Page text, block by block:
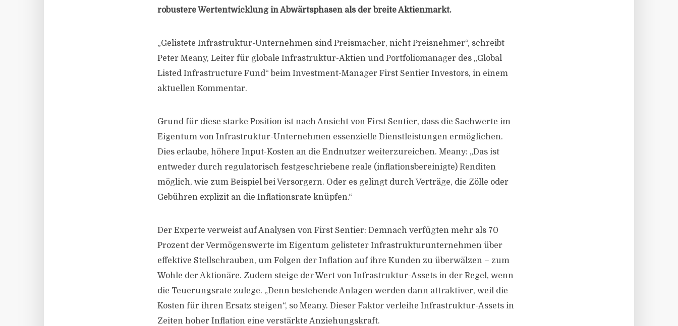
robustere Wertentwicklung in Abwärtsphasen als der breite Aktienmarkt.
„Gelistete Infrastruktur-Unternehmen sind Preismacher, nicht Preisnehmer“, schreibt
Peter Meany, Leiter für globale Infrastruktur-Aktien und Portfoliomanager des „Global
Listed Infrastructure Fund“ beim Investment-Manager First Sentier Investors, in einem
aktuellen Kommentar.
Grund für diese starke Position ist nach Ansicht von First Sentier, dass die Sachwerte im
Eigentum von Infrastruktur-Unternehmen essenzielle Dienstleistungen ermöglichen.
Dies erlaube, höhere Input-Kosten an die Endnutzer weiterzureichen. Meany: „Das ist
entweder durch regulatorisch festgeschriebene reale (inflationsbereinigte) Renditen
möglich, wie zum Beispiel bei Versorgern. Oder es gelingt durch Verträge, die Zölle oder
Gebühren explizit an die Inflationsrate knüpfen.“
Der Experte verweist auf Analysen von First Sentier: Demnach verfügten mehr als 70
Prozent der Vermögenswerte im Eigentum gelisteter Infrastrukturunternehmen über
effektive Stellschrauben, um Folgen der Inflation auf ihre Kunden zu überwälzen – zum
Wohle der Aktionäre. Zudem steige der Wert von Infrastruktur-Assets in der Regel, wenn
die Teuerungsrate zulege. „Denn bestehende Anlagen werden dann attraktiver, weil die
Kosten für ihren Ersatz steigen“, so Meany. Dieser Faktor verleihe Infrastruktur-Assets in
Zeiten hoher Inflation eine verstärkte Anziehungskraft.